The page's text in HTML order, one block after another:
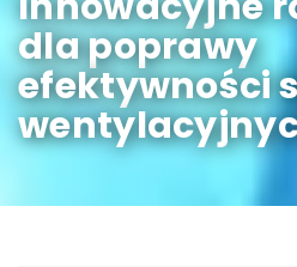
dla poprawy
efektywności